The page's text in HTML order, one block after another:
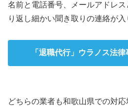
名前と電話番号、メールアドレ
り返し細かい聞き取りの連絡が入
「退職代行」ウラノス法
どちらの業者も和歌山県での対